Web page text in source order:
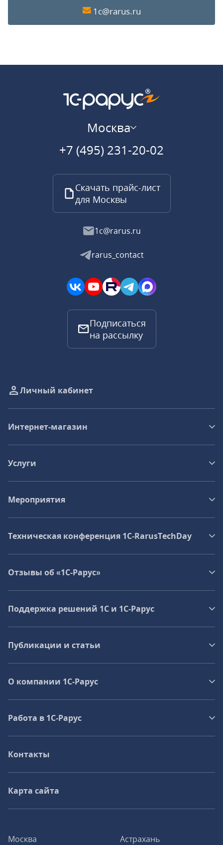
1c@rarus.ru
Москва
+7 (495) 231-20-02
Скачать прайс-лист
для Москвы
1c@rarus.ru
rarus_contact
Подписаться
на рассылку
Москва
Астрахань
Личный кабинет
Интернет-магазин
Услуги
Мероприятия
Техническая конференция 1C‑RarusTechDay
Отзывы об «1С-Рарус»
Поддержка решений 1С и 1С‑Рарус
Публикации и статьи
О компании 1C-Рарус
Работа в 1С‑Рарус
Контакты
Карта сайта